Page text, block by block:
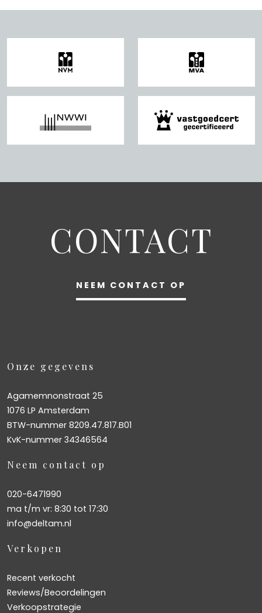
CONTACT
NEEM CONTACT OP
Onze gegevens
Agamemnonstraat 25
1076 LP Amsterdam
BTW-nummer 8209.47.817.B01
KvK-nummer 34346564
Neem contact op
020-6471990
ma t/m vr: 8:30 tot 17:30
info@deltam.nl
Verkopen
Recent verkocht
Reviews/Beoordelingen
Verkoopstrategie